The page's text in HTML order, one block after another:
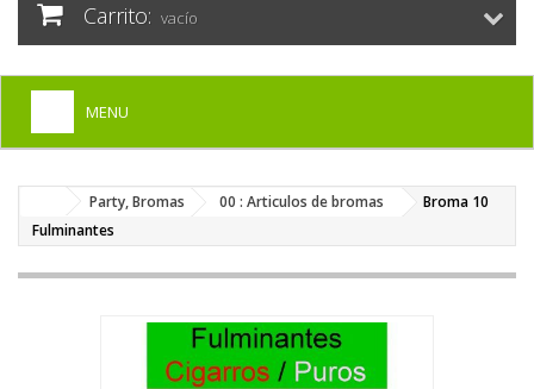
Carrito: vacío
MENU
DISFRACES PARA ADULTOS
+
Party, Bromas 00 : Articulos de bromas
Broma 10
Fulminantes